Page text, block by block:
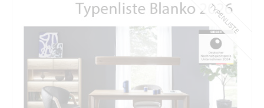
TYPENLISTE